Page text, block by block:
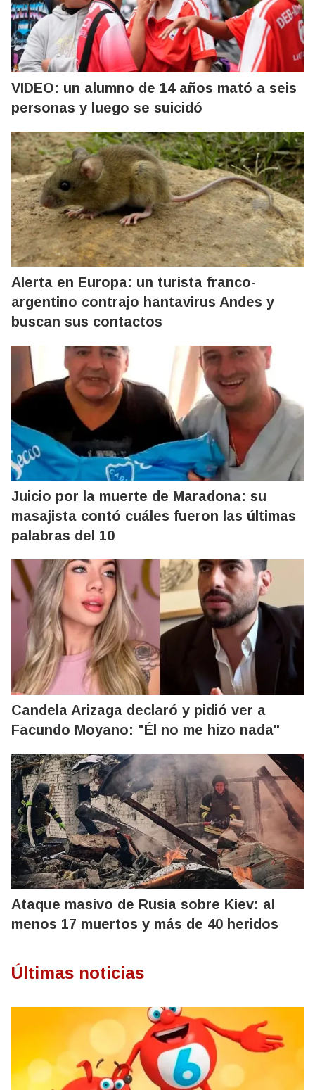
VIDEO: un alumno de 14 años mató a seis
personas y luego se suicidó
Alerta en Europa: un turista franco-
argentino contrajo hantavirus Andes y
buscan sus contactos
Juicio por la muerte de Maradona: su
masajista contó cuáles fueron las últimas
palabras del 10
Candela Arizaga declaró y pidió ver a
Facundo Moyano: "Él no me hizo nada"
Ataque masivo de Rusia sobre Kiev: al
menos 17 muertos y más de 40 heridos
Últimas noticias